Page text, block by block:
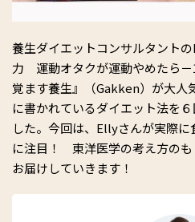
養生ダイエットコンサルタント
力 運動オタクが運動やめたら
覚ます養生』（Gakken）が大人
に書かれているダイエット法を
した。今回は、Ellyさんが実際に
に注目！ 東洋医学の考え方のも
お届けしていきます！